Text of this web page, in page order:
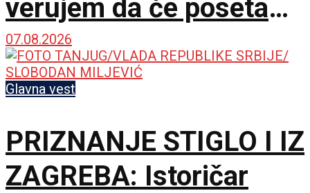
verujem da će poseta
doprineti razvoju
odnosa
07.08.2026
Glavna vest
PRIZNANJE STIGLO I IZ
ZAGREBA: Istoričar